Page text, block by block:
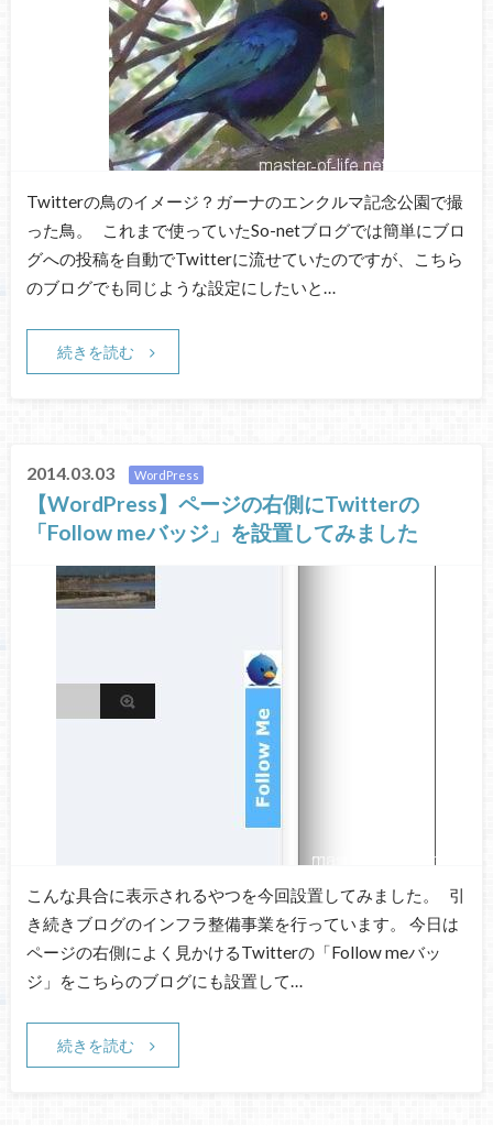
Twitterの鳥のイメージ？ガーナのエンクルマ記念公園で撮
った鳥。 これまで使っていたSo-netブログでは簡単にブロ
グへの投稿を自動でTwitterに流せていたのですが、こちら
のブログでも同じような設定にしたいと…
続きを読む
2014.03.03 WordPress
【WordPress】ページの右側にTwitterの
「Follow meバッジ」を設置してみました
こんな具合に表示されるやつを今回設置してみました。 引
き続きブログのインフラ整備事業を行っています。 今日は
ページの右側によく見かけるTwitterの「Follow meバッ
ジ」をこちらのブログにも設置して…
続きを読む